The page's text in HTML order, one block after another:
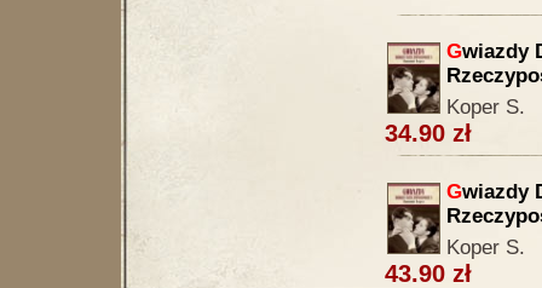
Gwiazdy
Koper S.
34.90 zł
Gwiazdy
Koper S.
43.90 zł